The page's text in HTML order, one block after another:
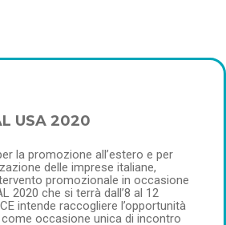
USA 2020
la promozione all’estero e per
delle imprese italiane,
promozionale in occasione
2020 che si terrà dall’8 al 12
intende raccogliere l’opportunità
come occasione unica di incontro